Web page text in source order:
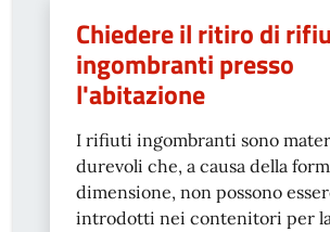
Chiedere il ritiro di
ingombranti presso
l'abitazione
I rifiuti ingombranti sono
durevoli che, a causa della
dimensione, non possono
introdotti nei contenitori per